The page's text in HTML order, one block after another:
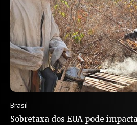
Brasil
Sobretaxa dos EUA pode